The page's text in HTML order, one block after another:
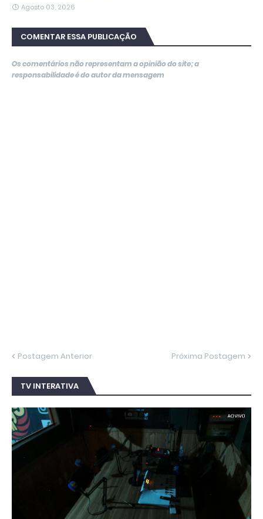
Agosto 03, 2026
COMENTAR ESSA PUBLICAÇÃO
Os comentários não representam a opinião do site; a
responsabilidade é do autor da mensagem
Postagem Anterior Próxima Postagem
TV INTERATIVA